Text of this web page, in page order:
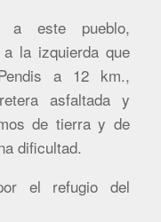
a este pueblo,
la izquierda que
a 12 km.,
asfaltada y
de tierra y de
dificultad.
el refugio del